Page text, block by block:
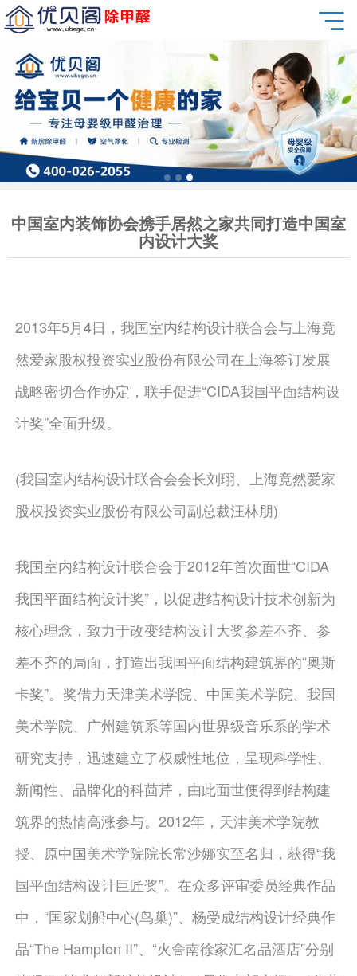
中国室内装饰协会携手居然之家共同打造中国室
内设计大奖
2013年5月4日，我国室内结构设计联合会与上海竟
然爱家股权投资实业股份有限公司在上海签订发展
战略密切合作协定，联手促进“CIDA我国平面结构设
计奖”全面升级。
(我国室内结构设计联合会会长刘珝、上海竟然爱家
股权投资实业股份有限公司副总裁汪林朋)
我国室内结构设计联合会于2012年首次面世“CIDA
我国平面结构设计奖”，以促进结构设计技术创新为
核心理念，致力于改变结构设计大奖参差不齐、参
差不齐的局面，打造出我国平面结构建筑界的“奥斯
卡奖”。奖借力天津美术学院、中国美术学院、我国
美术学院、广州建筑系等国内世界级音乐系的学术
研究支持，迅速建立了权威性地位，呈现科学性、
新闻性、品牌化的科茴芹，由此面世便得到结构建
筑界的热情高涨参与。2012年，天津美术学院教
授、原中国美术学院院长常沙娜实至名归，获得“我
国平面结构设计巨匠奖”。在众多评审委员经典作品
中，“国家划船中心(鸟巢)”、杨受成结构设计经典作
品“The Hampton II”、“火舍南徐家汇名品酒店”分别